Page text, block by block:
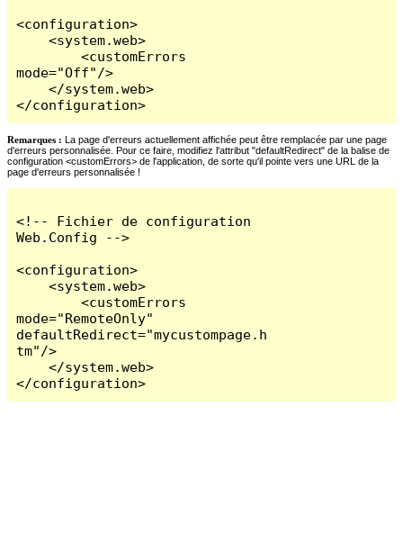
<configuration>
    <system.web>
        <customErrors
mode="Off"/>
    </system.web>
</configuration>
Remarques : La page d'erreurs actuellement affichée peut être remplacée par une page
d'erreurs personnalisée. Pour ce faire, modifiez l'attribut "defaultRedirect" de la balise de
configuration <customErrors> de l'application, de sorte qu'il pointe vers une URL de la
page d'erreurs personnalisée !
<!-- Fichier de configuration
Web.Config -->
<configuration>
    <system.web>
        <customErrors
mode="RemoteOnly"
defaultRedirect="mycustompage.h
tm"/>
    </system.web>
</configuration>